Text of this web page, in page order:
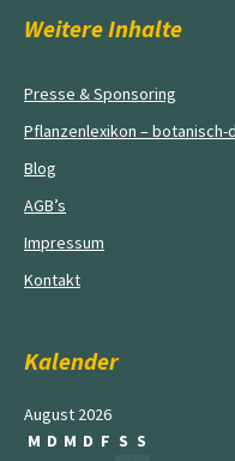
Weitere Inhalte
Presse & Sponsoring
Pflanzenlexikon – botanisch-
Blog
AGB’s
Impressum
Kontakt
Kalender
August 2026
M D M D F S S